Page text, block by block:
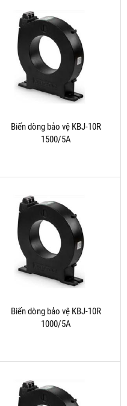
Biến dòng bảo vệ KBJ-10R
1500/5A
Biến dòng bảo vệ KBJ-10R
1000/5A